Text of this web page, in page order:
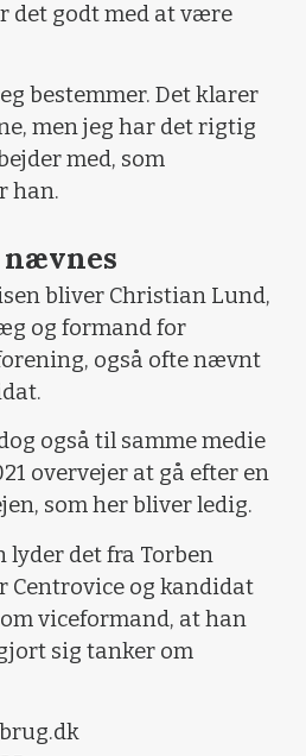
det godt med at være
bestemmer. Det klarer
men jeg har det rigtig
med, som
han.
bliver Christian Lund,
og formand for
også ofte nævnt
også til samme medie
overvejer at gå efter en
som her bliver ledig.
lyder det fra Torben
Centrovice og kandidat
viceformand, at han
sig tanker om